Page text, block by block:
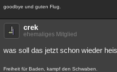
goodbye und guten Flug.
crek
ehemaliges Mitglied
was soll das jetzt schon wieder
Freiheit für Baden, kampf den Schwaben.